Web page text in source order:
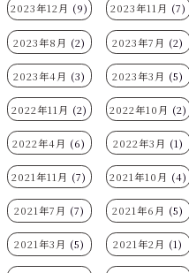
2023年12月 (9) 2023年11月 (7)
2023年8月 (2) 2023年7月 (2)
2023年4月 (3) 2023年3月 (5)
2022年11月 (2) 2022年10月 (2)
2022年4月 (6) 2022年3月 (1)
2021年11月 (7) 2021年10月 (4)
2021年7月 (7) 2021年6月 (5)
2021年3月 (5) 2021年2月 (1)